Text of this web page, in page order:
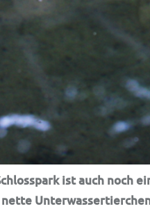
ist auch noch
nette